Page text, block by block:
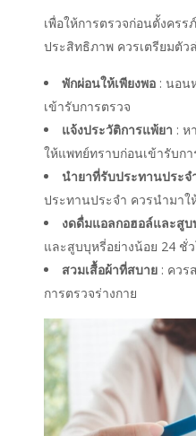
เพื่อให้การตรวจก่อนตั้งคร
ประสิทธิภาพ ควรเตรียมตัว
พักผ่อนให้เพียงพอ : นอน
เข้ารับการตรวจ
แจ้งประวัติการแพ้ยา : ห
ให้แพทย์ทราบก่อนเข้ารับกา
นำยาที่รับประทานประจ
ประทานประจำ ควรนำมา
งดดื่มแอลกอฮอล์และสูบ
และสูบบุหรี่อย่างน้อย 24 ชั่
สวมเสื้อผ้าที่สบาย : ควร
การตรวจร่างกาย